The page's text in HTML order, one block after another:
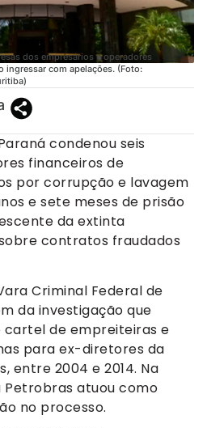
dos empresários e operadores
ingressar com apelações. (Foto:
condenou seis
financeiros de
por corrupção e lavagem
e sete meses de prisão
da extinta
contratos fraudados
Criminal Federal de
da investigação que
cartel de empreiteiras e
para ex-diretores da
entre 2004 e 2014. Na
atuou como
no processo.